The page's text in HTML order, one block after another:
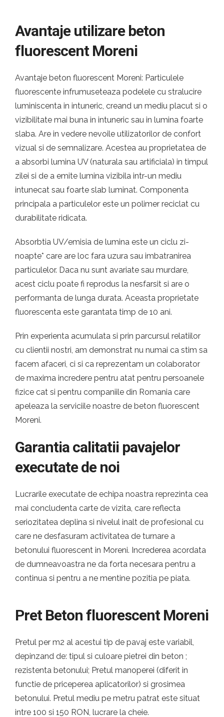
Avantaje utilizare beton
fluorescent Moreni
Avantaje beton fluorescent Moreni: Particulele
fluorescente infrumuseteaza podelele cu stralucire
luminiscenta in intuneric, creand un mediu placut si o
vizibilitate mai buna in intuneric sau in lumina foarte
slaba. Are in vedere nevoile utilizatorilor de confort
vizual si de semnalizare. Acestea au proprietatea de
a absorbi lumina UV (naturala sau artificiala) in timpul
zilei si de a emite lumina vizibila intr-un mediu
intunecat sau foarte slab luminat. Componenta
principala a particulelor este un polimer reciclat cu
durabilitate ridicata.
Absorbtia UV/emisia de lumina este un ciclu zi-
noapte* care are loc fara uzura sau imbatranirea
particulelor. Daca nu sunt avariate sau murdare,
acest ciclu poate fi reprodus la nesfarsit si are o
performanta de lunga durata. Aceasta proprietate
fluorescenta este garantata timp de 10 ani.
Prin experienta acumulata si prin parcursul relatiilor
cu clientii nostri, am demonstrat nu numai ca stim sa
facem afaceri, ci si ca reprezentam un colaborator
de maxima incredere pentru atat pentru persoanele
fizice cat si pentru companiile din Romania care
apeleaza la serviciile noastre de beton fluorescent
Moreni.
Garantia calitatii pavajelor
executate de noi
Lucrarile executate de echipa noastra reprezinta cea
mai concludenta carte de vizita, care reflecta
seriozitatea deplina si nivelul inalt de profesional cu
care ne desfasuram activitatea de turnare a
betonului fluorescent in Moreni. Increderea acordata
de dumneavoastra ne da forta necesara pentru a
continua si pentru a ne mentine pozitia pe piata.
Pret Beton fluorescent Moreni
Pretul per m2 al acestui tip de pavaj este variabil,
depinzand de: tipul si culoare pietrei din beton ;
rezistenta betonului; Pretul manoperei (diferit in
functie de priceperea aplicatorilor) si grosimea
betonului. Pretul mediu pe metru patrat este situat
intre 100 si 150 RON, lucrare la cheie.